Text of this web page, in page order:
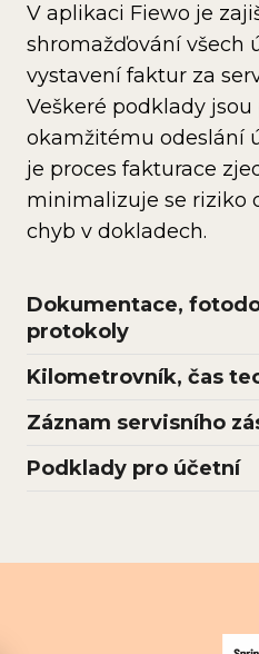
V aplikaci Fiewo je
shromažďování všech
vystavení faktur za
Veškeré podklady
okamžitému odeslání
je proces fakturace
minimalizuje se riziko
chyb v dokladech.
Dokumentace,
protokoly
Kilometrovník, čas
Záznam servisního
Podklady pro účetní